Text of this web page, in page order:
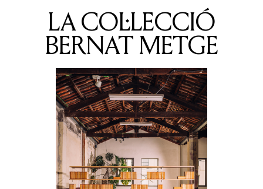
LA COL·LECCIÓ
BERNAT METGE